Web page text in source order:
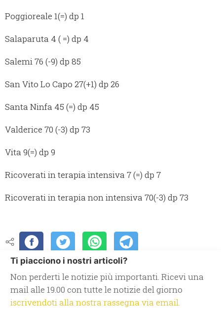
Poggioreale 1(=) dp 1
Salaparuta 4 ( =) dp 4
Salemi 76 (-9) dp 85
San Vito Lo Capo 27(+1) dp 26
Santa Ninfa 45 (=) dp 45
Valderice 70 (-3) dp 73
Vita 9(=) dp 9
Ricoverati in terapia intensiva 7 (=) dp 7
Ricoverati in terapia non intensiva 70(-3) dp 73
Ti piacciono i nostri articoli?
Non perderti le notizie più importanti. Ricevi una
mail alle 19.00 con tutte le notizie del giorno
iscrivendoti alla nostra rassegna via email.